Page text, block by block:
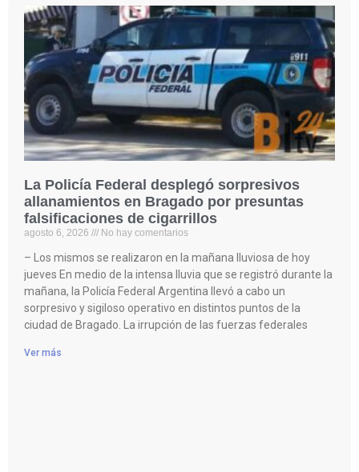
La Policía Federal desplegó sorpresivos
allanamientos en Bragado por presuntas
falsificaciones de cigarrillos
agosto 6, 2026 No hay comentarios
– Los mismos se realizaron en la mañana lluviosa de hoy
jueves En medio de la intensa lluvia que se registró durante la
mañana, la Policía Federal Argentina llevó a cabo un
sorpresivo y sigiloso operativo en distintos puntos de la
ciudad de Bragado. La irrupción de las fuerzas federales
Ver más